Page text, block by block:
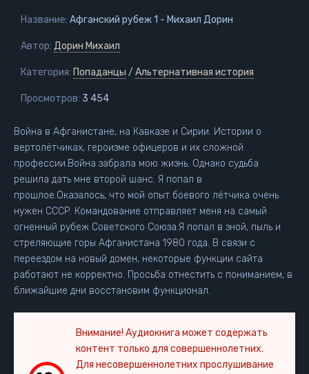
Название: Афганский рубеж 1 - Михаил Дорин
Автор: Дорин Михаил
Категория: Попаданцы / Альтернативная история
Просмотров: 3 454
Война в Афганистане, на Кавказе и Сирии. Истории о
вертолётчиках, героизме офицеров и их сложной
профессии.Война забрала мою жизнь. Однако судьба
решила дать мне второй шанс. Я попал в
прошлое.Оказалось, что мой опыт боевого лётчика очень
нужен СССР. Командование отправляет меня на самый
огненный рубеж Советского Союза.Я попал в зной, пыль и
стреляющие горы Афганистана 1980 года. В связи с
переездом на новый домен, некоторые функции сайта
работают не корректно. Просьба отнестить с пониманием, в
ближайшие дни восстановим функционал.
Внимание! Аудиокнига может содержать
контент только для совершеннолетних.
Для несовершеннолетних прослушивание